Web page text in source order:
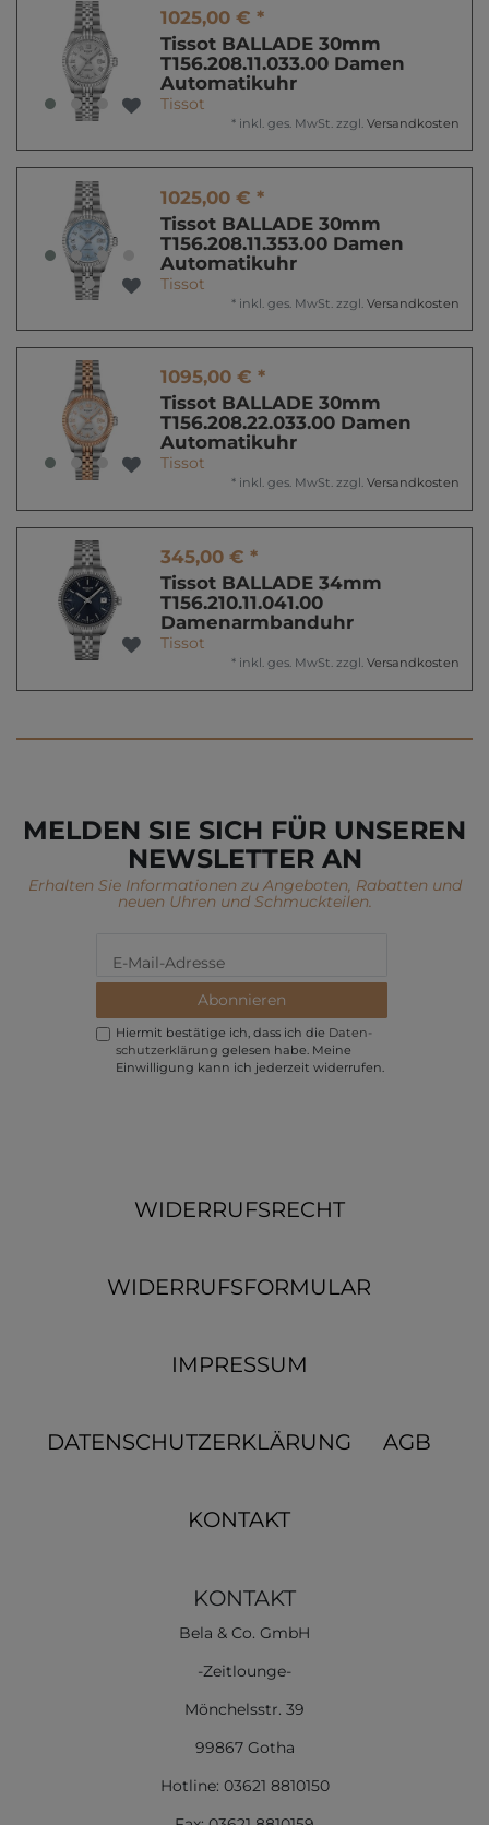
1025,00 € *
Tissot BALLADE 30mm
T156.208.11.033.00 Damen
Automatikuhr
Tissot
* inkl. ges. MwSt. zzgl. Versandkosten
1025,00 € *
Tissot BALLADE 30mm
T156.208.11.353.00 Damen
Automatikuhr
Tissot
* inkl. ges. MwSt. zzgl. Versandkosten
1095,00 € *
Tissot BALLADE 30mm
T156.208.22.033.00 Damen
Automatikuhr
Tissot
* inkl. ges. MwSt. zzgl. Versandkosten
345,00 € *
Tissot BALLADE 34mm
T156.210.11.041.00
Damenarmbanduhr
Tissot
* inkl. ges. MwSt. zzgl. Versandkosten
MELDEN SIE SICH FÜR UNSEREN
NEWSLETTER AN
Erhalten Sie Informationen zu Angeboten, Rabatten und
neuen Uhren und Schmuckteilen.
Abonnieren
Hiermit bestätige ich, dass ich die Daten­
schutz­erklärung gelesen habe. Meine
Einwilligung kann ich jederzeit widerrufen.
WIDERRUFSRECHT
WIDERRUFSFORMULAR
IMPRESSUM
DATENSCHUTZERKLÄRUNG AGB
KONTAKT
KONTAKT
Bela & Co. GmbH
-Zeitlounge-
Mönchelsstr. 39
99867 Gotha
Hotline: 03621 8810150